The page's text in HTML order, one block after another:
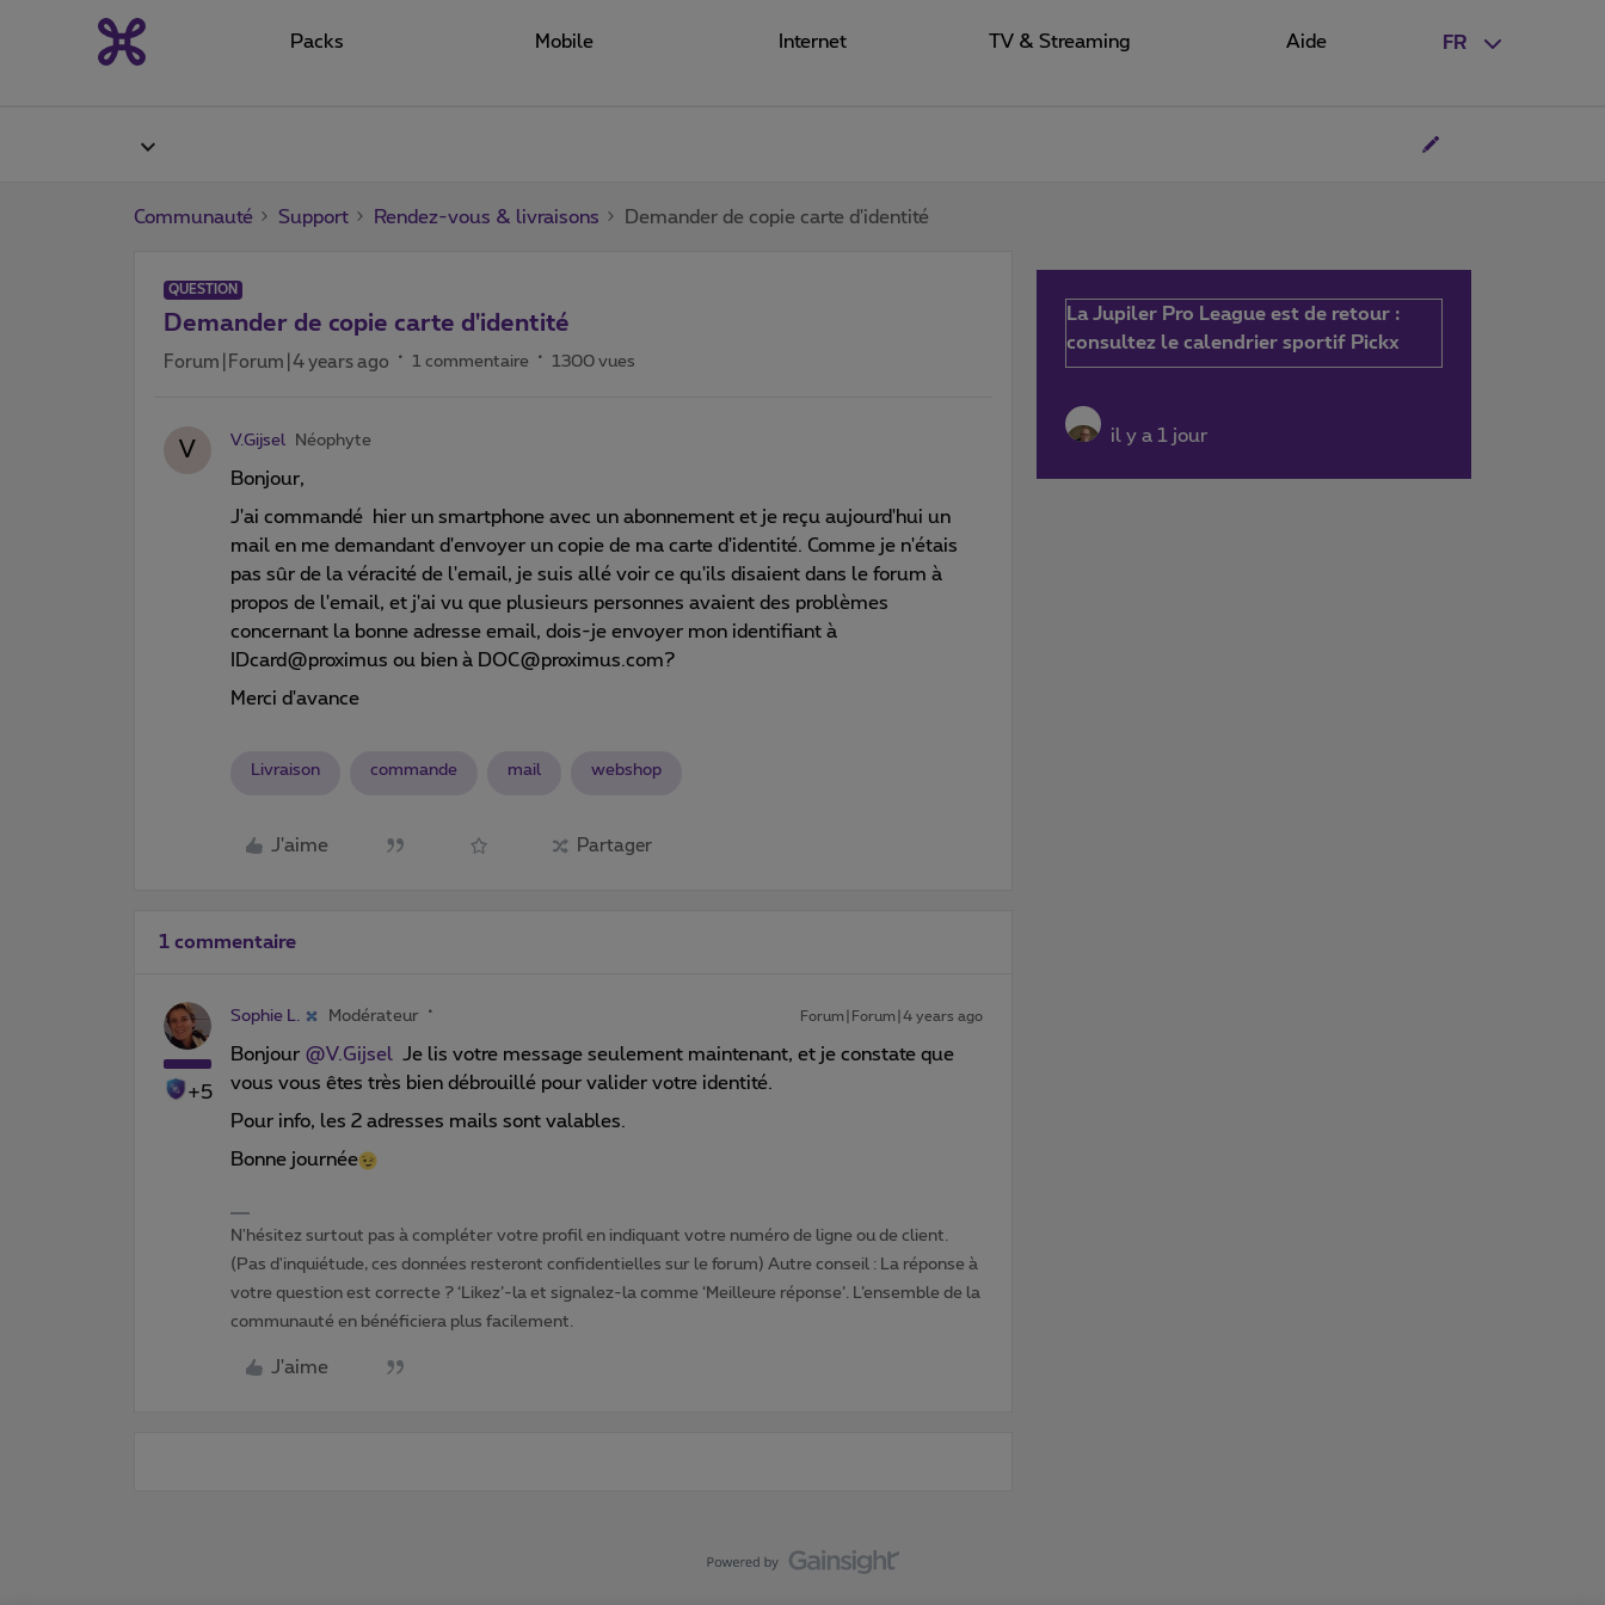
FR
Packs Mobile Internet TV & Streaming Aide
Communauté Support Rendez-vous & livraisons Demander de copie carte d'identité
QUESTION
Demander de copie carte d'identité
Forum|Forum|4 years ago 1 commentaire 1300 vues
V V.Gijsel Néophyte
Bonjour,
J'ai commandé hier un smartphone avec un abonnement et je reçu aujourd'hui un
mail en me demandant d'envoyer un copie de ma carte d'identité. Comme je n'étais
pas sûr de la véracité de l'email, je suis allé voir ce qu'ils disaient dans le forum à
propos de l'email, et j'ai vu que plusieurs personnes avaient des problèmes
concernant la bonne adresse email, dois-je envoyer mon identifiant à
IDcard@proximus ou bien à DOC@proximus.com?
Merci d'avance
Livraison commande mail webshop
J'aime Partager
1 commentaire
+5
Sophie L. Modérateur Forum|Forum|4 years ago
Bonjour @V.Gijsel Je lis votre message seulement maintenant, et je constate que
vous vous êtes très bien débrouillé pour valider votre identité.
Pour info, les 2 adresses mails sont valables.
Bonne journée
N'hésitez surtout pas à compléter votre profil en indiquant votre numéro de ligne ou de client.
(Pas d'inquiétude, ces données resteront confidentielles sur le forum) Autre conseil : La réponse à
votre question est correcte ? ‘Likez’-la et signalez-la comme ‘Meilleure réponse’. L’ensemble de la
communauté en bénéficiera plus facilement.
J'aime
La Jupiler Pro League est de retour :
consultez le calendrier sportif Pickx
il y a 1 jour